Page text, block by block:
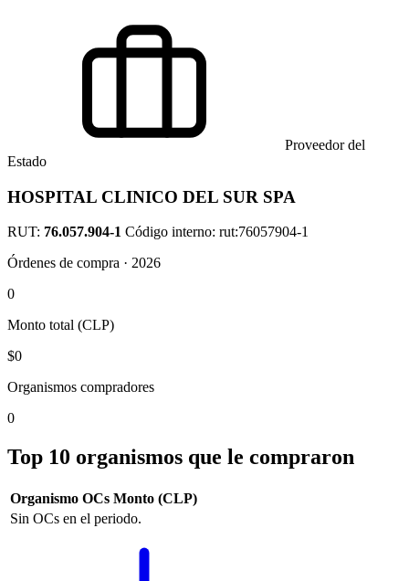
Proveedor del
Estado
HOSPITAL CLINICO DEL SUR SPA
RUT: 76.057.904-1 Código interno: rut:76057904-1
Órdenes de compra · 2026
0
Monto total (CLP)
$0
Organismos compradores
0
Top 10 organismos que le compraron
Organismo OCs Monto (CLP)
Sin OCs en el periodo.